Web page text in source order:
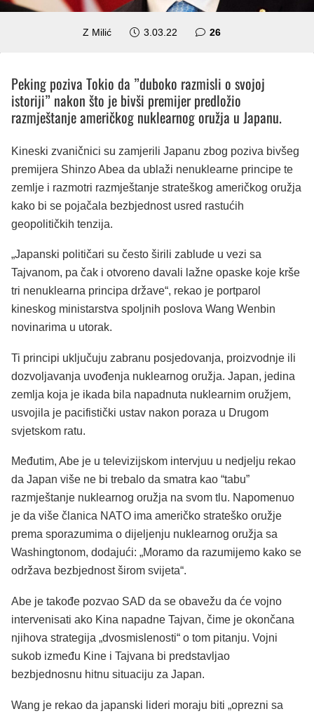
Z Milić 3.03.22 26komentara
Peking poziva Tokio da ”duboko razmisli o svojoj
istoriji” nakon što je bivši premijer predložio
razmještanje američkog nuklearnog oružja u Japanu.
Kineski zvaničnici su zamjerili Japanu zbog poziva bivšeg
premijera Shinzo Abea da ublaži nenuklearne principe te
zemlje i razmotri razmještanje strateškog američkog oružja
kako bi se pojačala bezbjednost usred rastućih
geopolitičkih tenzija.
„Japanski političari su često širili zablude u vezi sa
Tajvanom, pa čak i otvoreno davali lažne opaske koje krše
tri nenuklearna principa države“, rekao je portparol
kineskog ministarstva spoljnih poslova Wang Wenbin
novinarima u utorak.
Ti principi uključuju zabranu posjedovanja, proizvodnje ili
dozvoljavanja uvođenja nuklearnog oružja. Japan, jedina
zemlja koja je ikada bila napadnuta nuklearnim oružjem,
usvojila je pacifistički ustav nakon poraza u Drugom
svjetskom ratu.
Međutim, Abe je u televizijskom intervjuu u nedjelju rekao
da Japan više ne bi trebalo da smatra kao “tabu”
razmještanje nuklearnog oružja na svom tlu. Napomenuo
je da više članica NATO ima američko strateško oružje
prema sporazumima o dijeljenju nuklearnog oružja sa
Washingtonom, dodajući: „Moramo da razumijemo kako se
održava bezbjednost širom svijeta“.
Abe je takođe pozvao SAD da se obavežu da će vojno
intervenisati ako Kina napadne Tajvan, čime je okončana
njihova strategija „dvosmislenosti“ o tom pitanju. Vojni
sukob između Kine i Tajvana bi predstavljao
bezbjednosnu hitnu situaciju za Japan.
Wang je rekao da japanski lideri moraju biti „oprezni sa